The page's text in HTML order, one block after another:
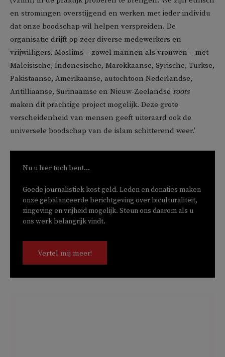
en stromingen overstijgend en werken met ieder individu
dat onze boodschap wil helpen verspreiden. De
organisatie drijft op zeer diverse medewerkers en
vrijwilligers. Moslims – zowel mannen als vrouwen – met
Maleisische, Indonesische, Marokkaanse, Syrische, Turkse,
Pakistaanse, Amerikaanse, autochtoon Nederlandse,
Antilliaanse, Surinaamse en Nieuw-Zeelandse roots
maken dit prachtige project mogelijk. Deze grote
verscheidenheid van mensen geeft uiteraard ook de
universele boodschap van de islam schitterend weer.’
Nu u hier toch bent...
Goede journalistiek kost geld. Leden en donaties maken
onze gebalanceerde berichtgeving over biculturaliteit,
zingeving en vrijheid mogelijk. Steun ons daarom als u
ons werk belangrijk vindt.
Vertel mij meer!